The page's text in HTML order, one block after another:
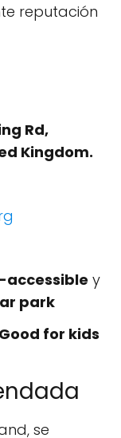
reputación
Rd,
Kingdom.
accessible y
park
Good for kids
se